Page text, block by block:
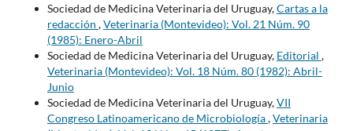
Sociedad de Medicina Veterinaria del Uruguay,Cartas a la
redacción ,Veterinaria (Montevideo): Vol. 21 Núm. 90
(1985): Enero-Abril
Sociedad de Medicina Veterinaria del Uruguay, Editorial ,
Veterinaria (Montevideo): Vol. 18 Núm. 80 (1982): Abril-
Junio
Sociedad de Medicina Veterinaria del Uruguay,VII
Congreso Latinoamericano de Microbiología,Veterinaria